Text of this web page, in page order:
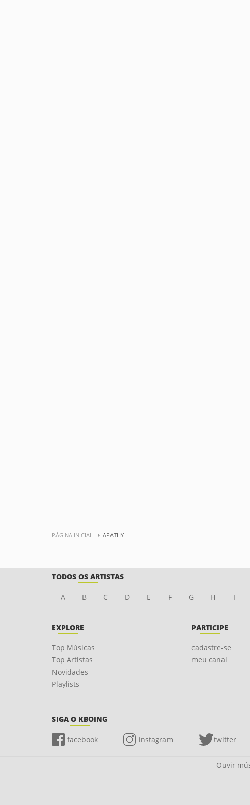
PÁGINA INICIAL APATHY
TODOS OS ARTISTAS
A B C D E F G H I
EXPLORE
Top Músicas
Top Artistas
Novidades
Playlists
PARTICIPE
cadastre-se
meu canal
SIGA O KBOING
facebook instagram twitter
Ouvir